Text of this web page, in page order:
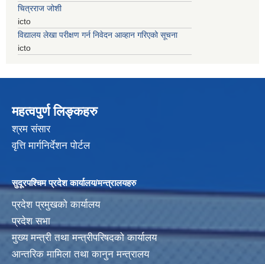
चित्रराज जोशी
icto
विद्यालय लेखा परीक्षण गर्न निवेदन आव्हान गरिएको सूचना
icto
महत्वपुर्ण लिङ्कहरु
श्रम संसार
वृत्ति मार्गनिर्देशन पोर्टल
सुदूरपश्चिम प्रदेश कार्यालय/मन्त्रालयहरु
प्रदेश प्रमुखको कार्यालय
प्रदेश सभा
मुख्य मन्त्री तथा मन्त्रीपरिषदको कार्यालय
आन्तरिक मामिला तथा कानुन मन्त्रालय